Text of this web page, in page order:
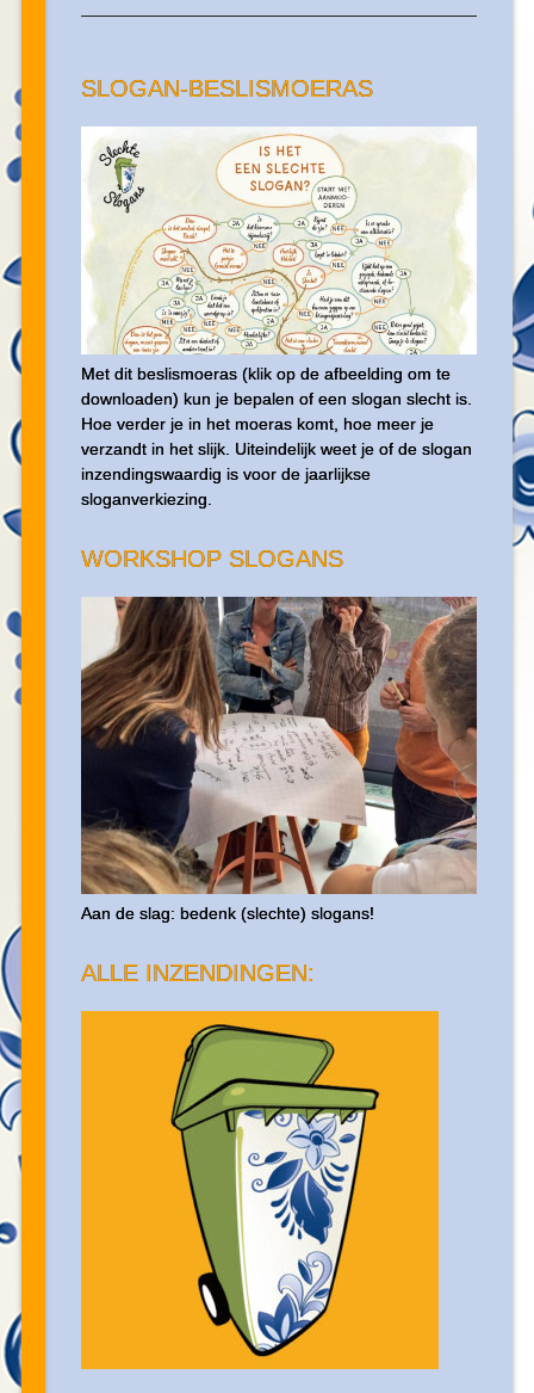
SLOGAN-BESLISMOERAS
Met dit beslismoeras (klik op de afbeelding om te
downloaden) kun je bepalen of een slogan slecht is.
Hoe verder je in het moeras komt, hoe meer je
verzandt in het slijk. Uiteindelijk weet je of de slogan
inzendingswaardig is voor de jaarlijkse
sloganverkiezing.
WORKSHOP SLOGANS
Aan de slag: bedenk (slechte) slogans!
ALLE INZENDINGEN: